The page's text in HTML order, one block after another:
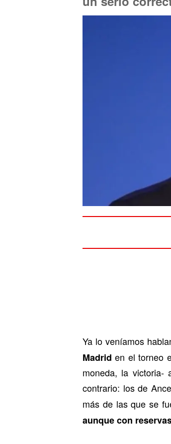
Ya lo veníamos
Madrid en el torneo
moneda, la victoria-
contrario: los de
más de las que se
aunque con